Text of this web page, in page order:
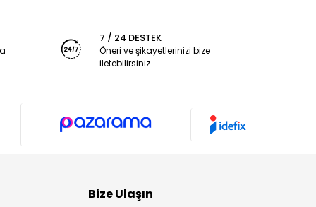
7 / 24 DESTEK
Öneri ve şikayetlerinizi bize
iletebilirsiniz.
Bize Ulaşın